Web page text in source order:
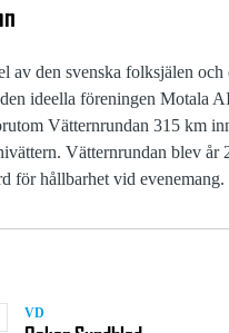
av den svenska folksjälen
ideella föreningen Motala
Vätternrundan 315 km
Vätternrundan blev år
för hållbarhet vid evenemang.
VD